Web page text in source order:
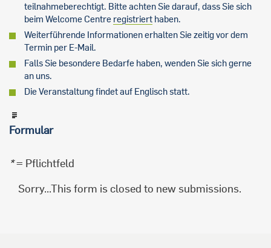
teilnahmeberechtigt. Bitte achten Sie darauf, dass Sie sich
beim Welcome Centre registriert haben.
Weiterführende Informationen erhalten Sie zeitig vor dem
Termin per E-Mail.
Falls Sie besondere Bedarfe haben, wenden Sie sich gerne
an uns.
Die Veranstaltung findet auf Englisch statt.
Formular
*= Pflichtfeld
Sorry...This form is closed to new submissions.